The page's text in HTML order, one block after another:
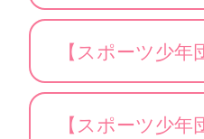
【スポーツ少
【スポーツ少